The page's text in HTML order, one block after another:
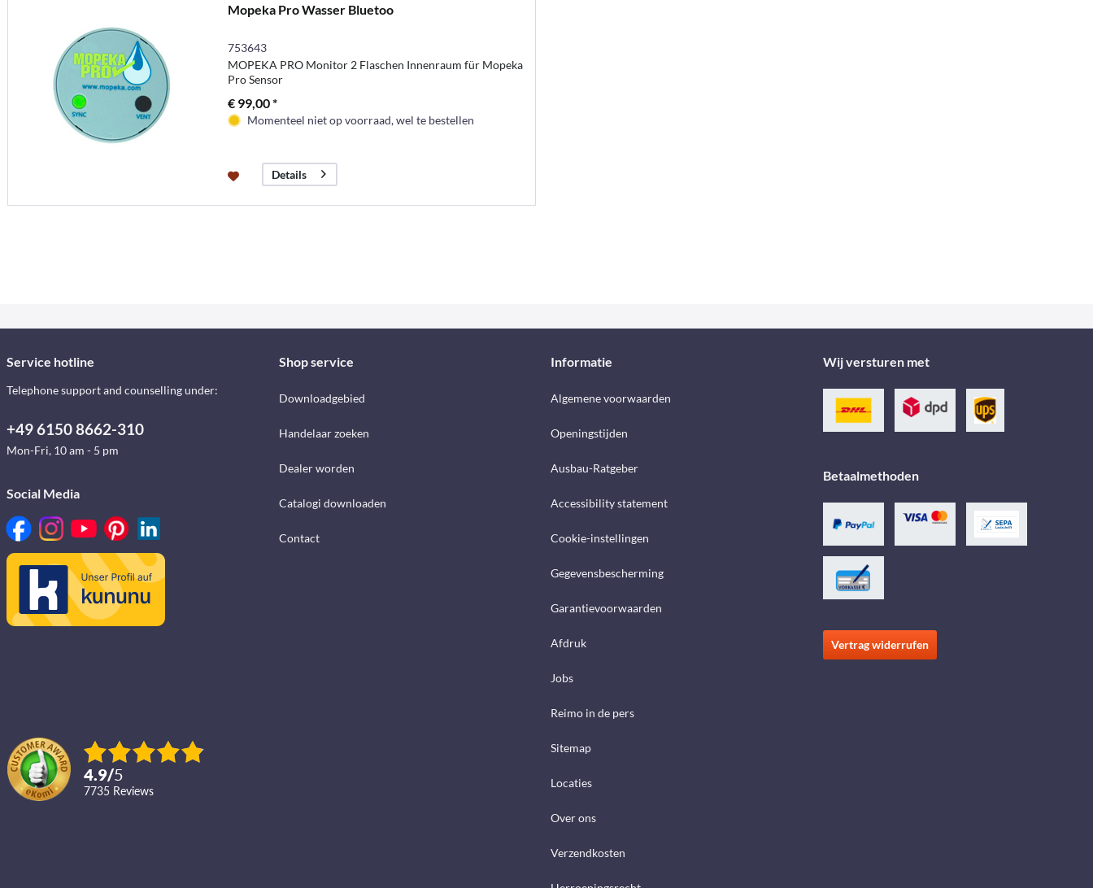
Mopeka Pro Wasser Bluetoo
753643
MOPEKA PRO Monitor 2 Flaschen Innenraum für Mopeka
Pro Sensor
€ 99,00 *
Momenteel niet op voorraad, wel te bestellen
Details
Service hotline
Telephone support and counselling under:
+49 6150 8662-310
Mon-Fri, 10 am - 5 pm
Social Media
4.9/5
7735 reviews
Shop service
Downloadgebied
Handelaar zoeken
Dealer worden
Catalogi downloaden
Contact
Informatie
Algemene voorwaarden
Openingstijden
Ausbau-Ratgeber
Accessibility statement
Cookie-instellingen
Gegevensbescherming
Garantievoorwaarden
Afdruk
Jobs
Reimo in de pers
Sitemap
Locaties
Over ons
Verzendkosten
Wij versturen met
Betaalmethoden
Vertrag widerrufen